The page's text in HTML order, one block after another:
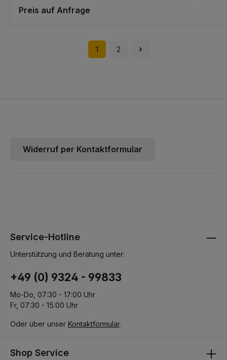
3600 Unterdruck (mbar/kPa) 250/25 Leistung Pmax (W) 2 x 1500
Preis auf Anfrage
1 2
Widerruf per Kontaktformular
Service-Hotline
Unterstützung und Beratung unter:
+49 (0) 9324 - 99833
Mo-Do, 07:30 - 17:00 Uhr
Fr, 07:30 - 15:00 Uhr
Oder über unser Kontaktformular.
Shop Service